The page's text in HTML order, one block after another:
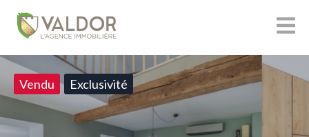
Vendu Exclusivité